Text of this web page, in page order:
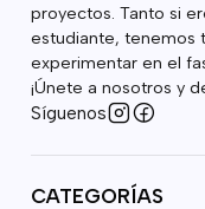
proyectos. Tanto si
estudiante, tenemos
experimentar en el
¡Únete a nosotros y
Síguenos
CATEGORÍAS